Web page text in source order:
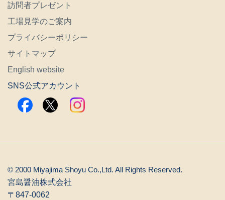
訪問者プレゼント
工場見学のご案内
プライバシーポリシー
サイトマップ
English website
SNS公式アカウント
© 2000 Miyajima Shoyu Co.,Ltd. All Rights Reserved.
宮島醤油株式会社
〒847-0062